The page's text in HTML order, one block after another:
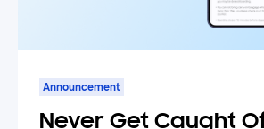
Announcement
Never Get Caught